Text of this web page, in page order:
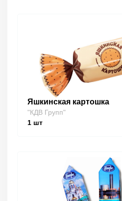
Яшкинская картошка
"КДВ Групп"
1 шт